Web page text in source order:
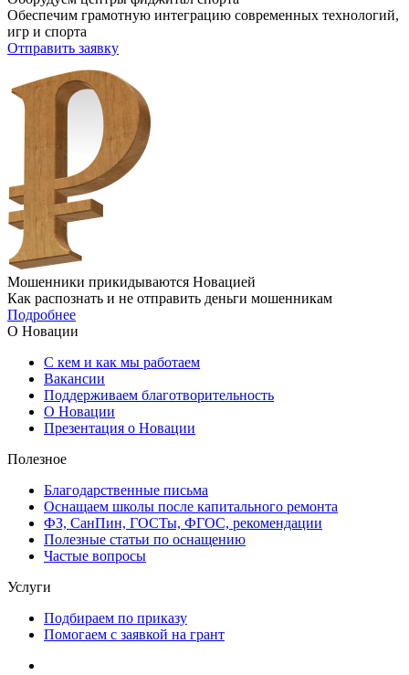
Обеспечим грамотную интеграцию современных технологий,
игр и спорта
Отправить заявку
Мошенники прикидываются Новацией
Как распознать и не отправить деньги мошенникам
Подробнее
О Новации
С кем и как мы работаем
Вакансии
Поддерживаем благотворительность
О Новации
Презентация о Новации
Полезное
Благодарственные письма
Оснащаем школы после капитального ремонта
ФЗ, СанПин, ГОСТы, ФГОС, рекомендации
Полезные статьи по оснащению
Частые вопросы
Услуги
Подбираем по приказу
Помогаем с заявкой на грант